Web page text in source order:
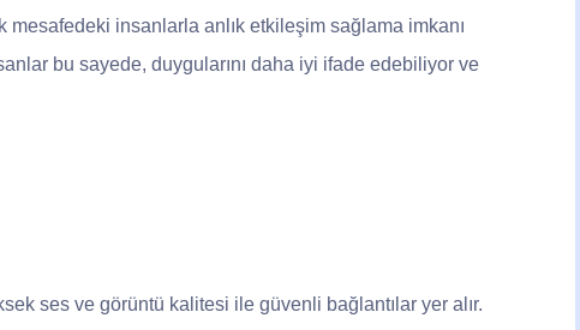
mesafedeki insanlarla anlık etkileşim sağlama imkanı
bu sayede, duygularını daha iyi ifade edebiliyor ve
ses ve görüntü kalitesi ile güvenli bağlantılar yer alır.